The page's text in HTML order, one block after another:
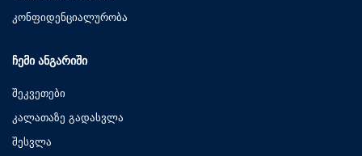
კონფიდენციალურობა
ᲩᲔᲛᲘ ᲐᲜᲒᲐᲠᲘᲨᲘ
შეკვეთები
კალათაზე გადასვლა
შესვლა